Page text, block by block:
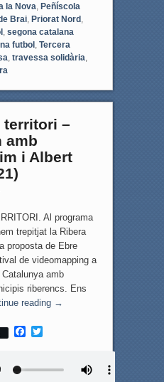
la Nova, Peñíscola
Brai, Priorat Nord ,
, segona catalana
futbol , Tercera
, travessa solidària,
territori –
amb
i Albert
Al programa
trepitjat la Ribera
proposta de Ebre
de videomapping a
amb
riberencs. Ens
reading →
F
T